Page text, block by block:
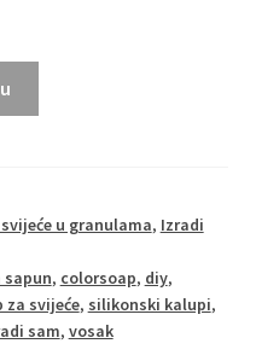
u granulama, Izradi
sapun, colorsoap, diy,
za svijeće, silikonski kalupi,
sam, vosak